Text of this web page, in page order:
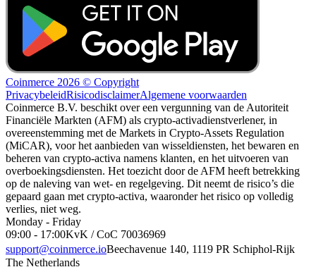
Coinmerce 2026 © Copyright
PrivacybeleidRisicodisclaimerAlgemene voorwaarden
Coinmerce B.V. beschikt over een vergunning van de Autoriteit
Financiële Markten (AFM) als crypto-activadienstverlener, in
overeenstemming met de Markets in Crypto-Assets Regulation
(MiCAR), voor het aanbieden van wisseldiensten, het bewaren en
beheren van crypto-activa namens klanten, en het uitvoeren van
overboekingsdiensten. Het toezicht door de AFM heeft betrekking
op de naleving van wet- en regelgeving. Dit neemt de risico’s die
gepaard gaan met crypto-activa, waaronder het risico op volledig
verlies, niet weg.
Monday - Friday
09:00 - 17:00KvK / CoC 70036969
support@coinmerce.ioBeechavenue 140, 1119 PR Schiphol-Rijk
The Netherlands